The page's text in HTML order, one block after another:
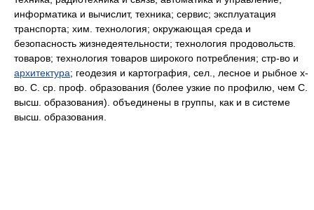
информатика и вычислит, техника; сервис; эксплуатация
транспорта; хим. технология; окружающая среда и
безопасность жизнедеятельности; технология продовольств.
товаров; технология товаров широкого потребления; стр-во и
архитектура; геодезия и картография, сел., лесное и рыбное х-
во. С. ср. проф. образования (более узкие по профилю, чем С.
высш. образования). объединены в группы, как и в системе
высш. образования.